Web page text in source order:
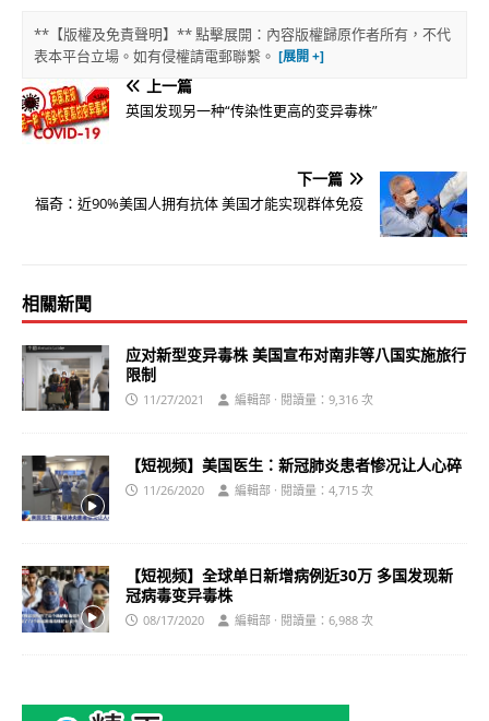
**【版權及免責聲明】** 點擊展開：內容版權歸原作者所有，不代
表本平台立場。如有侵權請電郵聯繫。
上一篇
英国发现另一种“传染性更高的变异毒株”
下一篇
福奇：近90%美国人拥有抗体 美国才能实现群体免疫
相關新聞
应对新型变异毒株 美国宣布对南非等八国实施旅行
限制
11/27/2021 編輯部 · 閱讀量：9,316 次
【短视频】美国医生：新冠肺炎患者惨况让人心碎
11/26/2020 編輯部 · 閱讀量：4,715 次
【短视频】全球单日新增病例近30万 多国发现新
冠病毒变异毒株
08/17/2020 編輯部 · 閱讀量：6,988 次